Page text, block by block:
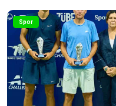
Spor